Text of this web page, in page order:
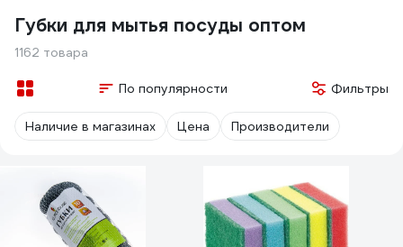
Губки для мытья посуды оптом
1162 товара
По популярности Фильтры
Наличие в магазинах Цена Производители